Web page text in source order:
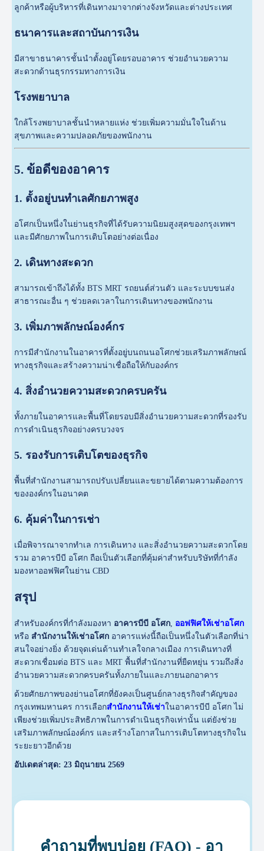
ลูกค้าหรือผู้บริหารที่เดินทางมาจากต่างจังหวัดและต่างประเทศ
ธนาคารและสถาบันการเงิน
มีสาขาธนาคารชั้นนำตั้งอยู่โดยรอบอาคาร ช่วยอำนวยความ
สะดวกด้านธุรกรรมทางการเงิน
โรงพยาบาล
ใกล้โรงพยาบาลชั้นนำหลายแห่ง ช่วยเพิ่มความมั่นใจในด้าน
สุขภาพและความปลอดภัยของพนักงาน
5. ข้อดีของอาคาร
1. ตั้งอยู่บนทำเลศักยภาพสูง
อโศกเป็นหนึ่งในย่านธุรกิจที่ได้รับความนิยมสูงสุดของกรุงเทพฯ
และมีศักยภาพในการเติบโตอย่างต่อเนื่อง
2. เดินทางสะดวก
สามารถเข้าถึงได้ทั้ง BTS MRT รถยนต์ส่วนตัว และระบบขนส่ง
สาธารณะอื่น ๆ ช่วยลดเวลาในการเดินทางของพนักงาน
3. เพิ่มภาพลักษณ์องค์กร
การมีสำนักงานในอาคารที่ตั้งอยู่บนถนนอโศกช่วยเสริมภาพลักษณ์
ทางธุรกิจและสร้างความน่าเชื่อถือให้กับองค์กร
4. สิ่งอำนวยความสะดวกครบครัน
ทั้งภายในอาคารและพื้นที่โดยรอบมีสิ่งอำนวยความสะดวกที่รองรับ
การดำเนินธุรกิจอย่างครบวงจร
5. รองรับการเติบโตของธุรกิจ
พื้นที่สำนักงานสามารถปรับเปลี่ยนและขยายได้ตามความต้องการ
ขององค์กรในอนาคต
6. คุ้มค่าในการเช่า
เมื่อพิจารณาจากทำเล การเดินทาง และสิ่งอำนวยความสะดวกโดย
รวม อาคารบีบี อโศก ถือเป็นตัวเลือกที่คุ้มค่าสำหรับบริษัทที่กำลัง
มองหาออฟฟิศในย่าน CBD
สรุป
สำหรับองค์กรที่กำลังมองหา อาคารบีบี อโศก, ออฟฟิศให้เช่าอโศก
หรือ สำนักงานให้เช่าอโศก อาคารแห่งนี้ถือเป็นหนึ่งในตัวเลือกที่น่า
สนใจอย่างยิ่ง ด้วยจุดเด่นด้านทำเลใจกลางเมือง การเดินทางที่
สะดวกเชื่อมต่อ BTS และ MRT พื้นที่สำนักงานที่ยืดหยุ่น รวมถึงสิ่ง
อำนวยความสะดวกครบครันทั้งภายในและภายนอกอาคาร
ด้วยศักยภาพของย่านอโศกที่ยังคงเป็นศูนย์กลางธุรกิจสำคัญของ
กรุงเทพมหานคร การเลือกสำนักงานให้เช่าในอาคารบีบี อโศก ไม่
เพียงช่วยเพิ่มประสิทธิภาพในการดำเนินธุรกิจเท่านั้น แต่ยังช่วย
เสริมภาพลักษณ์องค์กร และสร้างโอกาสในการเติบโตทางธุรกิจใน
ระยะยาวอีกด้วย
อัปเดตล่าสุด: 23 มิถุนายน 2569
คำถามที่พบบ่อย (FAQ) - อา